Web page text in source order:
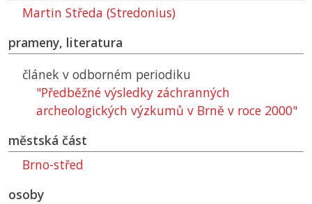
Martin Středa (Stredonius)
prameny, literatura
článek v odborném periodiku
"Předběžné výsledky záchranných
archeologických výzkumů v Brně v roce 2000"
městská část
Brno-střed
osoby